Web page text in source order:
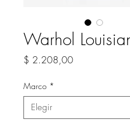
Warhol
$ 2.208,00Precio
Marco *